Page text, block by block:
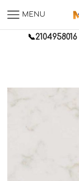
MENU
📞2104958016